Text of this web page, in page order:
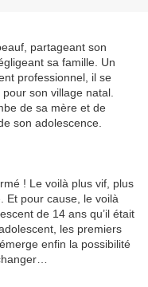
partageant son
sa famille. Un
professionnel, il se
son village natal.
de sa mère et de
son adolescence.
! Le voilà plus vif, plus
Et pour cause, le voilà
de 14 ans qu’il était
les premiers
enfin la possibilité